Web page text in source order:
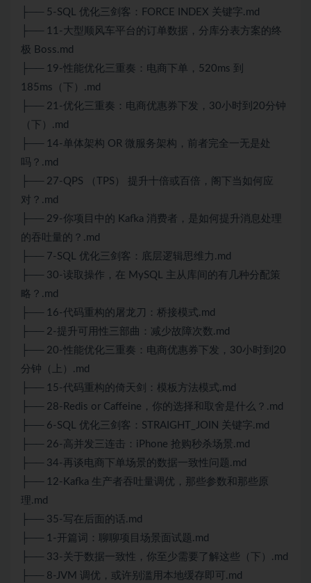
├── 5-SQL 优化三剑客：FORCE INDEX 关键字.md
├── 11-大型顺风车平台的订单数据，分库分表方案的终
极 Boss.md
├── 19-性能优化三重奏：电商下单，520ms 到
185ms（下）.md
├── 21-优化三重奏：电商优惠券下发，30小时到20分钟
（下）.md
├── 14-单体架构 OR 微服务架构，前者完全一无是处
吗？.md
├── 27-QPS （TPS） 提升十倍或百倍，阁下当如何应
对？.md
├── 29-你项目中的 Kafka 消费者，是如何提升消息处理
的吞吐量的？.md
├── 7-SQL 优化三剑客：底层逻辑思维力.md
├── 30-读取操作，在 MySQL 主从库间的有几种分配策
略？.md
├── 16-代码重构的屠龙刀：桥接模式.md
├── 2-提升可用性三部曲：减少故障次数.md
├── 20-性能优化三重奏：电商优惠券下发，30小时到20
分钟（上）.md
├── 15-代码重构的倚天剑：模板方法模式.md
├── 28-Redis or Caffeine，你的选择和取舍是什么？.md
├── 6-SQL 优化三剑客：STRAIGHT_JOIN 关键字.md
├── 26-高并发三连击：iPhone 抢购秒杀场景.md
├── 34-再谈电商下单场景的数据一致性问题.md
├── 12-Kafka 生产者吞吐量调优，那些参数和那些原
理.md
├── 35-写在后面的话.md
├── 1-开篇词：聊聊项目场景面试题.md
├── 33-关于数据一致性，你至少需要了解这些（下）.md
├── 8-JVM 调优，或许别滥用本地缓存即可.md